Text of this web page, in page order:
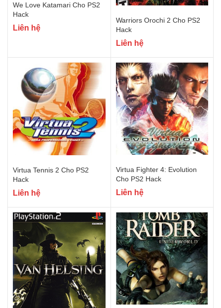
We Love Katamari Cho PS2
Hack
Liên hệ
Warriors Orochi 2 Cho PS2
Hack
Liên hệ
Virtua Tennis 2 Cho PS2
Hack
Liên hệ
Virtua Fighter 4: Evolution
Cho PS2 Hack
Liên hệ